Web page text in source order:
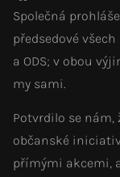
Společná
předsedové
a ODS; v obou
my sami.
Potvrdilo se
občanské
přímými akcemi,